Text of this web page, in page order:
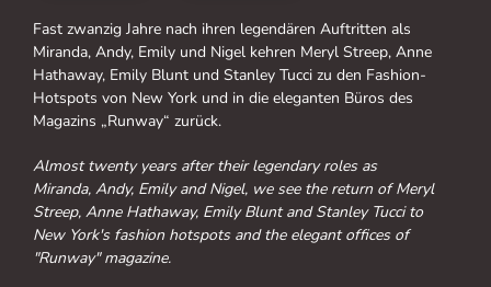
Fast zwanzig Jahre nach ihren legendären Auftritten als
Miranda, Andy, Emily und Nigel kehren Meryl Streep, Anne
Hathaway, Emily Blunt und Stanley Tucci zu den Fashion-
Hotspots von New York und in die eleganten Büros des
Magazins „Runway“ zurück.
Almost twenty years after their legendary roles as
Miranda, Andy, Emily and Nigel, we see the return of Meryl
Streep, Anne Hathaway, Emily Blunt and Stanley Tucci to
New York's fashion hotspots and the elegant offices of
"Runway" magazine.